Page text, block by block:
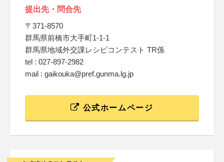
提出先・問合先
〒371-8570
群馬県前橋市大手町1-1-1
群馬県地域外交課レシピコンテスト TR係
tel : 027-897-2982
mail : gaikouka@pref.gunma.lg.jp
公式ホームページ